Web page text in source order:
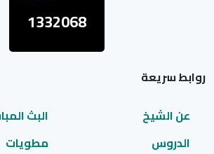
1332068
روابط سريعة
عن الشيخ
البث
الدروس
مطويات